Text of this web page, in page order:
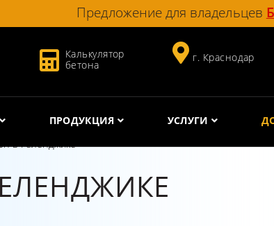
Предложение для владельцев
Калькулятор
бетона
г. Краснодар
ПРОДУКЦИЯ УСЛУГИ
в Геленджике